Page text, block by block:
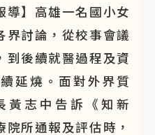
導】高雄一名國小女
界討論，從校事會議
到後續就醫過程及資
延燒。面對外界質
黃志中告訴《知新
所通報及評估時，